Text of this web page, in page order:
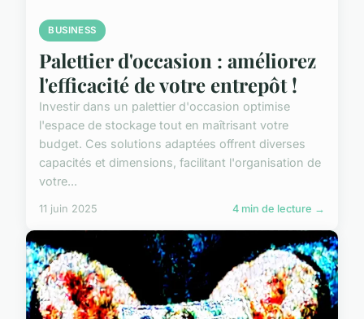
BUSINESS
Palettier d'occasion : améliorez
l'efficacité de votre entrepôt !
Investir dans un palettier d'occasion optimise
l'espace de stockage tout en maîtrisant votre
budget. Ces solutions adaptées offrent diverses
capacités et dimensions, facilitant l'organisation de
votre...
11 juin 2025 4 min de lecture →